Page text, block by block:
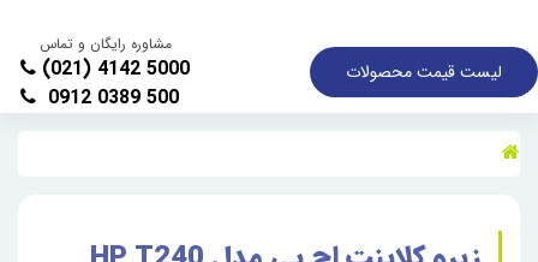
لیست قیمت محصولات
مشاوره رایگان و تماس
(021) 4142 5000
0912 0389 500